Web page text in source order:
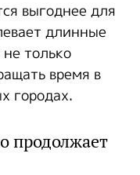
выгоднее для
длинные
только
время в
городах.
продолжает